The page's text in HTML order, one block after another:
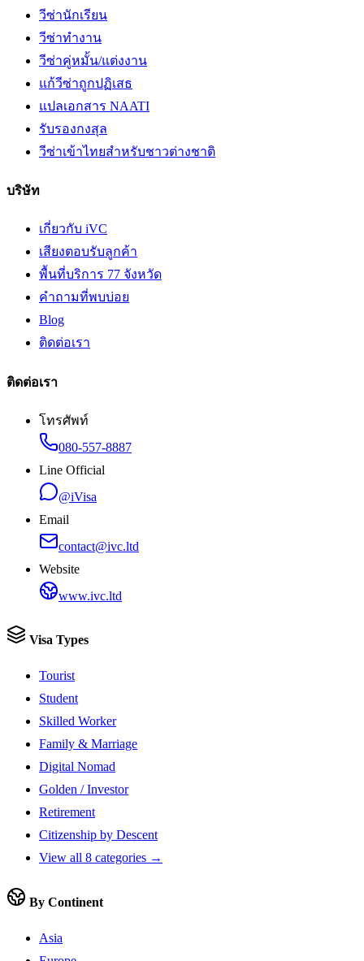
วีซ่านักเรียน
วีซ่าทำงาน
วีซ่าคู่หมั้น/แต่งงาน
แก้วีซ่าถูกปฏิเสธ
แปลเอกสาร NAATI
รับรองกงสุล
วีซ่าเข้าไทยสำหรับชาวต่างชาติ
บริษัท
เกี่ยวกับ iVC
เสียงตอบรับลูกค้า
พื้นที่บริการ 77 จังหวัด
คำถามที่พบบ่อย
Blog
ติดต่อเรา
ติดต่อเรา
โทรศัพท์
080-557-8887
Line Official
@iVisa
Email
contact@ivc.ltd
Website
www.ivc.ltd
Visa Types
Tourist
Student
Skilled Worker
Family & Marriage
Digital Nomad
Golden / Investor
Retirement
Citizenship by Descent
View all 8 categories →
By Continent
Asia